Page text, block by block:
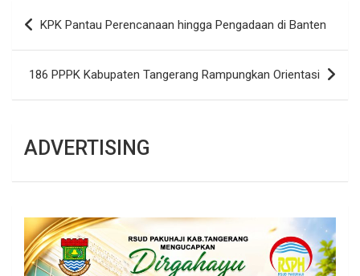
Navigasi
pos
KPK Pantau Perencanaan hingga Pengadaan di Banten
186 PPPK Kabupaten Tangerang Rampungkan Orientasi
ADVERTISING